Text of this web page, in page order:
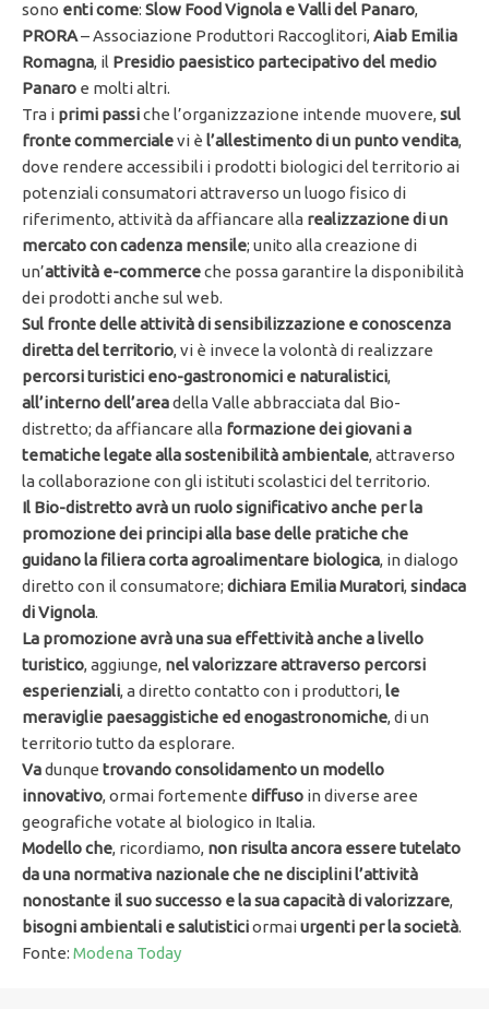
sono enti come: Slow Food Vignola e Valli del Panaro,
PRORA– Associazione Produttori Raccoglitori,Aiab Emilia
Romagna, il Presidio paesistico partecipativo del medio
Panaro e molti altri.
Tra i primi passiche l’organizzazione intende muovere,sul
fronte commercialevi è l’allestimento di un punto vendita,
dove rendere accessibili i prodotti biologici del territorio ai
potenziali consumatori attraverso un luogo fisico di
riferimento, attività da affiancare alla realizzazione di un
mercato con cadenza mensile; unito alla creazione di
un’attività e-commerceche possa garantire la disponibilità
dei prodotti anche sul web.
Sul fronte delle attività di sensibilizzazione e conoscenza
diretta del territorio, vi è invece la volontà di realizzare
percorsi turistici eno-gastronomici e naturalistici,
all’interno dell’areadella Valle abbracciata dal Bio-
distretto; da affiancare alla formazione dei giovani a
tematiche legate alla sostenibilità ambientale, attraverso
la collaborazione con gli istituti scolastici del territorio.
Il Bio-distretto avrà un ruolo significativo anche per la
promozione dei principi alla base delle pratiche che
guidano la filiera corta agroalimentare biologica, in dialogo
diretto con il consumatore; dichiara Emilia Muratori,sindaca
di Vignola.
La promozione avrà una sua effettività anche a livello
turistico, aggiunge, nel valorizzare attraverso percorsi
esperienziali, a diretto contatto con i produttori,le
meraviglie paesaggistiche ed enogastronomiche, di un
territorio tutto da esplorare.
Vadunque trovando consolidamento un modello
innovativo, ormai fortemente diffuso in diverse aree
geografiche votate al biologico in Italia.
Modello che, ricordiamo, non risulta ancora essere tutelato
da una normativa nazionale che ne disciplini l’attività
nonostante il suo successo e la sua capacità di valorizzare,
bisogni ambientali e salutisticiormaiurgenti per la società.
Fonte: Modena Today